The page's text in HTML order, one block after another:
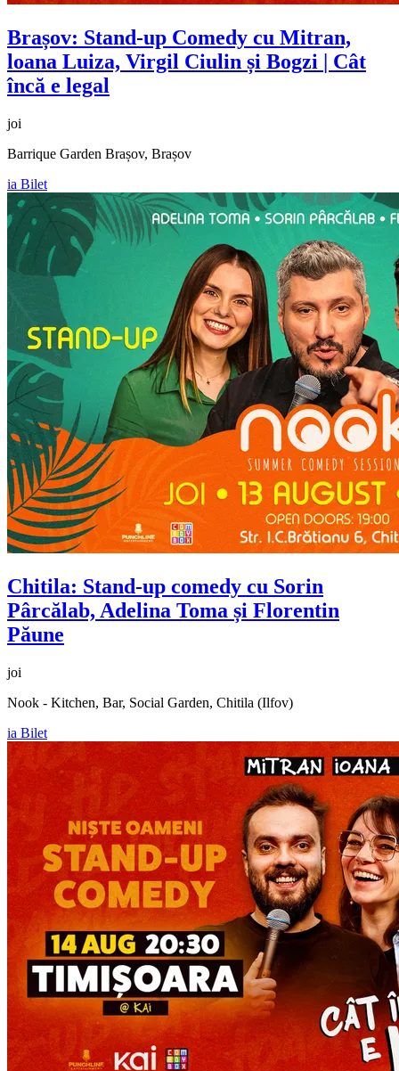
Brașov: Stand-up Comedy cu Mitran,
loana Luiza, Virgil Ciulin și Bogzi
| Cât
încă e legal
joi
Barrique Garden Brașov, Brașov
ia Bilet
Chitila: Stand-up comedy cu Sorin
Pârcălab, Adelina Toma și Florentin
Păune
joi
Nook - Kitchen, Bar, Social Garden, Chitila (Ilfov)
ia Bilet